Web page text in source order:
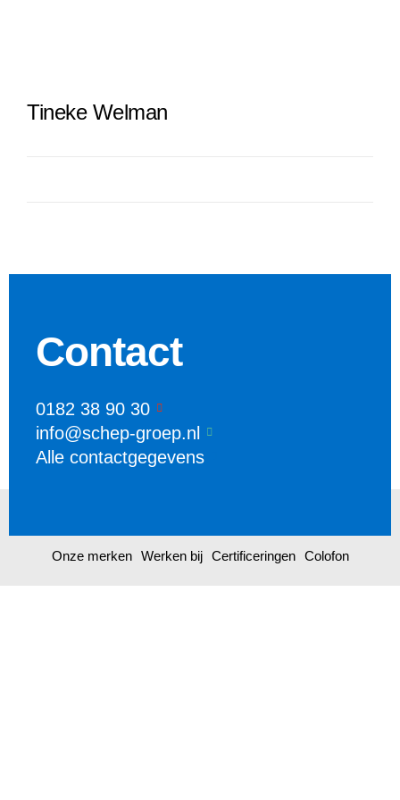
Tineke Welman
Contact
0182 38 90 30
info@schep-groep.nl
Alle contactgegevens
Onze merken Werken bij Certificeringen Colofon